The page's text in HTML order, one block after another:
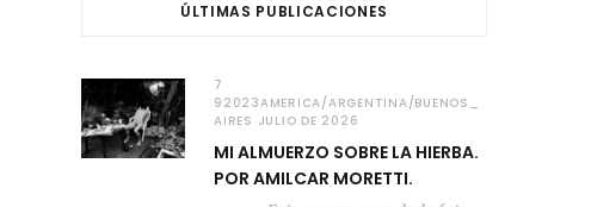
ÚLTIMAS PUBLICACIONES
7
92023AMERICA/ARGENTINA/BUENOS_
AIRES JULIO DE 2026
MI ALMUERZO SOBRE LA HIERBA.
POR AMILCAR MORETTI.